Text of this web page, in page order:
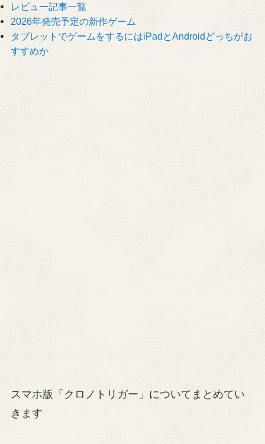
レビュー記事一覧
2026年発売予定の新作ゲーム
タブレットでゲームをするにはiPadとAndroidどっちがお
すすめか
スマホ版「クロノトリガー」についてまとめてい
きます